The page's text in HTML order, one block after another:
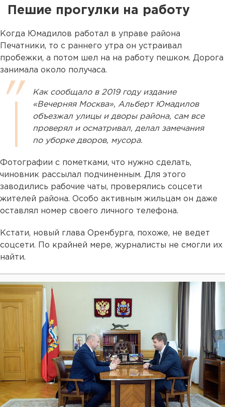
Пешие прогулки на работу
Когда Юмадилов работал в управе района
Печатники, то с раннего утра он устраивал
пробежки, а потом шел на на работу пешком. Дорога
занимала около получаса.
Как сообщало в 2019 году издание
«Вечерняя Москва», Альберт Юмадилов
объезжал улицы и дворы района, сам все
проверял и осматривал, делал замечания
по уборке дворов, мусора.
Фотографии с пометками, что нужно сделать,
чиновник рассылал подчиненным. Для этого
заводились рабочие чаты, проверялись соцсети
жителей района. Особо активным жильцам он даже
оставлял номер своего личного телефона.
Кстати, новый глава Оренбурга, похоже, не ведет
соцсети. По крайней мере, журналисты не смогли их
найти.